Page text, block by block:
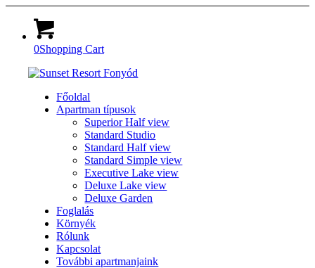
0Shopping Cart
Főoldal
Apartman típusok
Superior Half view
Standard Studio
Standard Half view
Standard Simple view
Executive Lake view
Deluxe Lake view
Deluxe Garden
Foglalás
Környék
Rólunk
Kapcsolat
További apartmanjaink